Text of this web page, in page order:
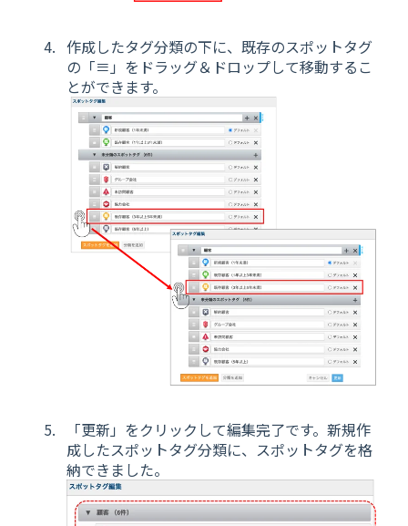
作成したタグ分類の下に、既存のスポットタグ
の「≡」をドラッグ＆ドロップして移動するこ
とができます。
「更新」をクリックして編集完了です。新規作
成したスポットタグ分類に、スポットタグを格
納できました。